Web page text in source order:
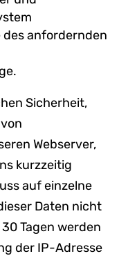
anfordernden
Sicherheit,
Webserver,
kurzzeitig
auf einzelne
Daten nicht
Tagen werden
der IP-Adresse